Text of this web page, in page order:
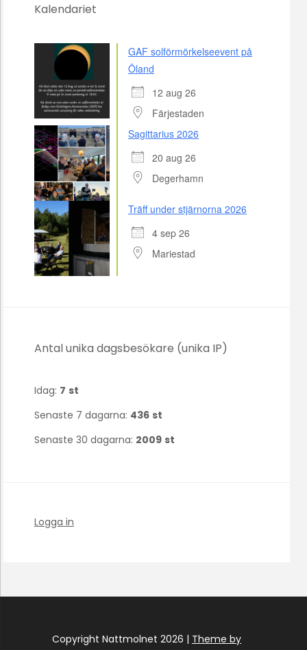
Kalendariet
GAF solförmörkelseevent på
Öland
12 aug 26
Färjestaden
Sagittarius 2026
20 aug 26
Degerhamn
Träff under stjärnorna 2026
4 sep 26
Mariestad
Antal unika dagsbesökare (unika IP)
Idag: 7 st
Senaste 7 dagarna: 436 st
Senaste 30 dagarna: 2009 st
Logga in
Copyright Nattmolnet 2026 | Theme by